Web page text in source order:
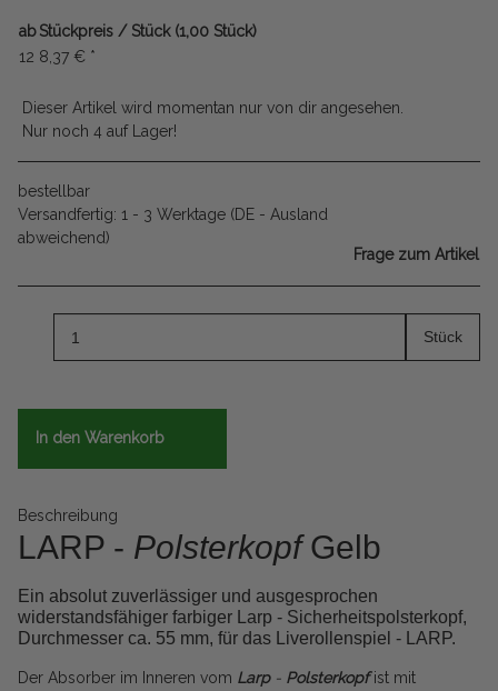
abStückpreis / Stück (1,00 Stück)
12 8,37 € *
Dieser Artikel wird momentan nur von dir angesehen.
Nur noch 4 auf Lager!
bestellbar
Versandfertig: 1 - 3 Werktage (DE - Ausland
abweichend)
Frage zum Artikel
Stück
In den Warenkorb
Beschreibung
LARP - PolsterkopfGelb
Ein absolut zuverlässiger und ausgesprochen
widerstandsfähiger farbiger Larp - Sicherheitspolsterkopf,
Durchmesser ca. 55 mm, für das Liverollenspiel - LARP.
Der Absorber im Inneren vom Larp- Polsterkopfist mit